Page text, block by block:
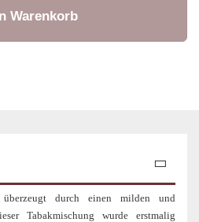
Warenkorb
durch einen milden und
Tabakmischung wurde erstmalig